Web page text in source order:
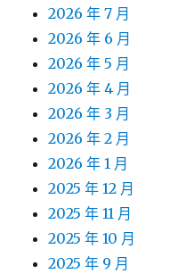
2026 年 7 月
2026 年 6 月
2026 年 5 月
2026 年 4 月
2026 年 3 月
2026 年 2 月
2026 年 1 月
2025 年 12 月
2025 年 11 月
2025 年 10 月
2025 年 9 月